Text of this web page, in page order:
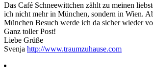
Das Café Schneewittchen zählt zu meinen
ich nicht mehr in München, sondern in Wien.
München Besuch werde ich da sicher wieder
Ganz toller Post!
Liebe Grüße
Svenja http://www.traumzuhause.com